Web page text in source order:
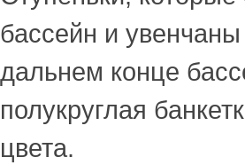
бассейн и
дальнем конце
полукруглая
цвета.